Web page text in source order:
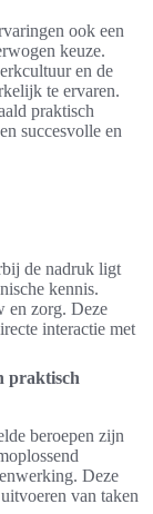
ook een
keuze.
en de
te ervaren.
praktisch
succesvolle en
de nadruk ligt
kennis.
en zorg. Deze
interactie met
praktisch
beroepen zijn
Deze
van taken